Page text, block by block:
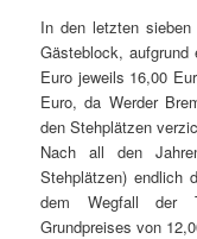
In den letzten
Gästeblock,
Euro jeweils 16,00
Euro, da Werder
den Stehplätzen
Nach all den
Stehplätzen) endlich
dem Wegfall der
Grundpreises von